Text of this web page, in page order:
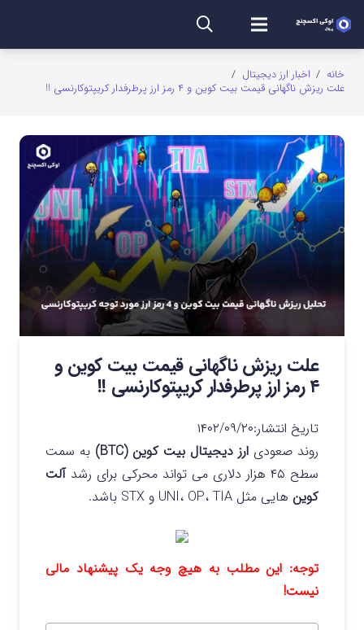
خانه / اخبار ارز دیجیتال /
علت ریزش ناگهانی قیمت بیت کوین و ۴ رمز ارز پرطرفدار کریپتوکارنسی !!
علت ریزش ناگهانی قیمت بیت کوین و
۴ رمز ارز پرطرفدار کریپتوکارنسی !!
تاریخ انتشار:۱۴۰۲/۰۹/۲۰
روند صعودی ارز دیجیتال بیت کوین (BTC)
به سمت
سطح ۴۵ هزار دلاری می تواند محرکی برای رشد
آلت
کوین هایی مثل UNI، OP، TIA و STX باشد.
توجه: این مطلب به هیچ وجه یک پیشنهاد مالی
نیست!